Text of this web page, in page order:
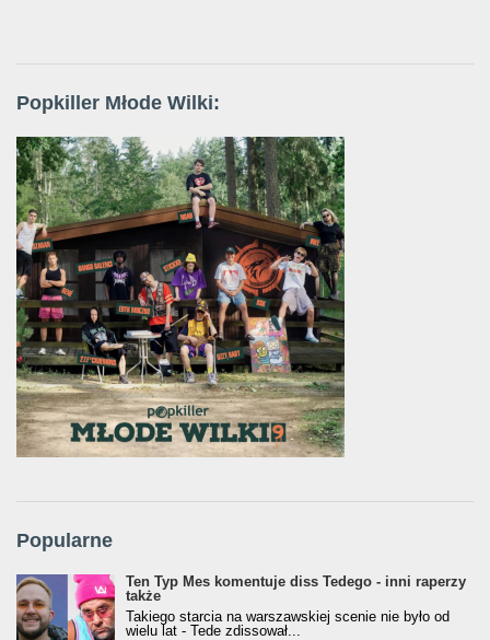
Popkiller Młode Wilki:
Popularne
Ten Typ Mes komentuje diss Tedego - inni raperzy
także
Takiego starcia na warszawskiej scenie nie było od
wielu lat - Tede zdissował...